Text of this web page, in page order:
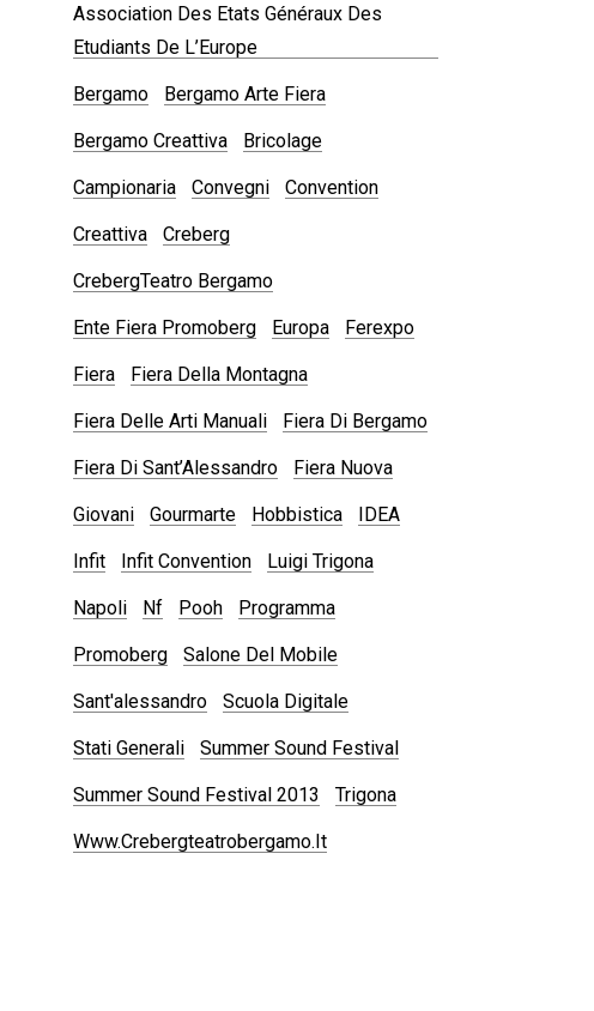
Association Des Etats Généraux Des
Etudiants De L’Europe
Bergamo Bergamo Arte Fiera
Bergamo Creattiva Bricolage
Campionaria Convegni Convention
Creattiva Creberg
CrebergTeatro Bergamo
Ente Fiera Promoberg Europa Ferexpo
Fiera Fiera Della Montagna
Fiera Delle Arti Manuali Fiera Di Bergamo
Fiera Di Sant’Alessandro Fiera Nuova
Giovani Gourmarte Hobbistica IDEA
Infit Infit Convention Luigi Trigona
Napoli Nf Pooh Programma
Promoberg Salone Del Mobile
Sant'alessandro Scuola Digitale
Stati Generali Summer Sound Festival
Summer Sound Festival 2013 Trigona
Www.crebergteatrobergamo.it